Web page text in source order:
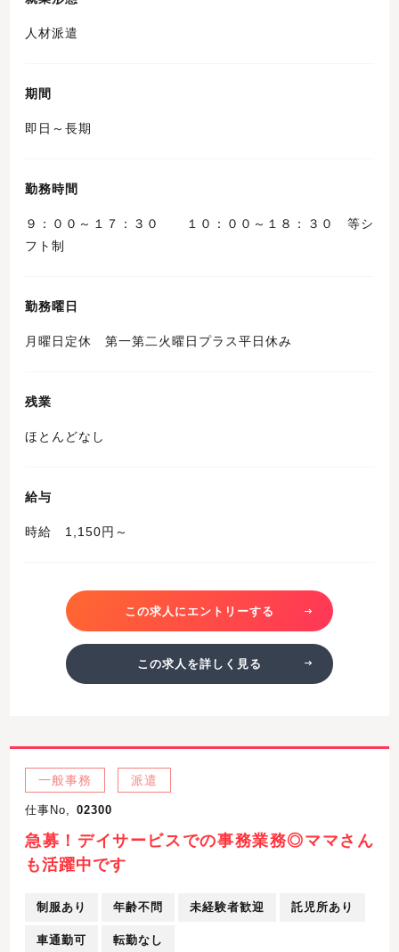
人材派遣
期間
即日～長期
勤務時間
９：００～１７：３０ １０：００～１８：３０ 等シ
フト制
勤務曜日
月曜日定休 第一第二火曜日プラス平日休み
残業
ほとんどなし
給与
時給 1,150円～
この求人にエントリーする
この求人を詳しく見る
一般事務 派遣
仕事No, 02300
急募！デイサービスでの事務業務◎ママさん
も活躍中です
制服あり 年齢不問 未経験者歓迎 託児所あり
車通勤可 転勤なし